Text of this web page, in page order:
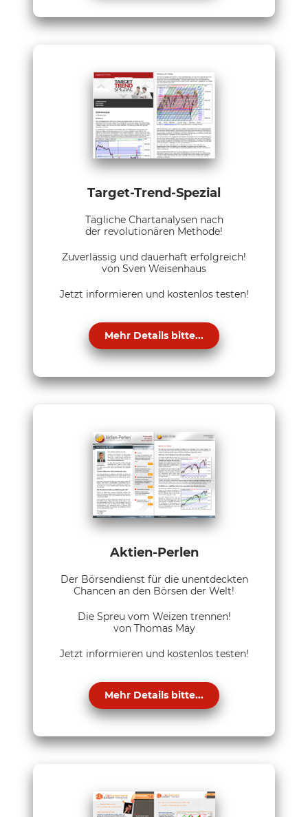
Target-Trend-Spezial
Tägliche Chartanalysen nach
der revolutionären Methode!
Zuverlässig und dauerhaft erfolgreich!
von Sven Weisenhaus
Jetzt informieren und kostenlos testen!
Mehr Details bitte...
Aktien-Perlen
Der Börsendienst für die unentdeckten
Chancen an den Börsen der Welt!
Die Spreu vom Weizen trennen!
von Thomas May
Jetzt informieren und kostenlos testen!
Mehr Details bitte...